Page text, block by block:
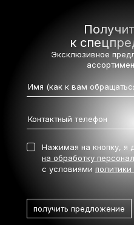
к
Эксклюзивное
Нажимая на кнопку, я
на обработку
с условиями